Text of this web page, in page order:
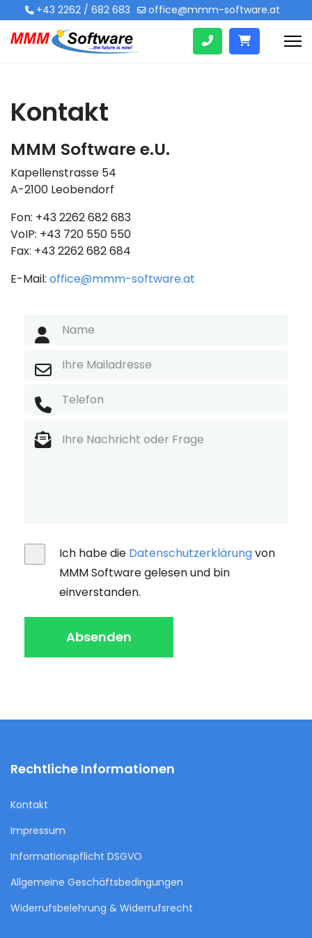
+43 2262 / 682 683 office@mmm-software.at
Kontakt
MMM Software e.U.
Kapellenstrasse 54
A-2100 Leobendorf
Fon: +43 2262 682 683
VoIP: +43 720 550 550
Fax: +43 2262 682 684
E-Mail: office@mmm-software.at
Ich habe die Datenschutzerklärungvon
MMM Software gelesen und bin
einverstanden.
Absenden
Rechtliche Informationen
Kontakt
Impressum
Informationspflicht DSGVO
Allgemeine Geschäftsbedingungen
Widerrufsbelehrung & Widerrufsrecht